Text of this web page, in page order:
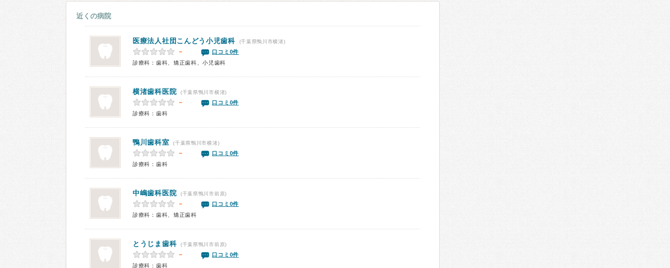
近くの病院
医療法人社団こんどう小児歯科 (千葉県鴨川市横渚)
－
口コミ0件
診療科：歯科、矯正歯科、小児歯科
横渚歯科医院 (千葉県鴨川市横渚)
－
口コミ0件
診療科：歯科
鴨川歯科室 (千葉県鴨川市横渚)
－
口コミ0件
診療科：歯科
中嶋歯科医院 (千葉県鴨川市前原)
－
口コミ0件
診療科：歯科、矯正歯科
とうじま歯科 (千葉県鴨川市前原)
－
口コミ0件
診療科：歯科